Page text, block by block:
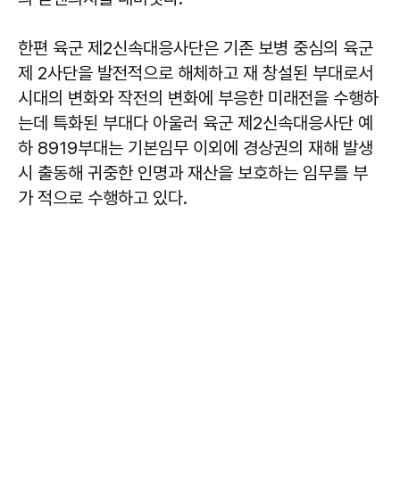
한편 육군 제2신속대응사단은 기존 보병 중심의 육군
제 2사단을 발전적으로 해체하고 재 창설된 부대로서
시대의 변화와 작전의 변화에 부응한 미래전을 수행하
는데 특화된 부대다 아울러 육군 제2신속대응사단 예
하 8919부대는 기본임무 이외에 경상권의 재해 발생
시 출동해 귀중한 인명과 재산을 보호하는 임무를 부
가 적으로 수행하고 있다.